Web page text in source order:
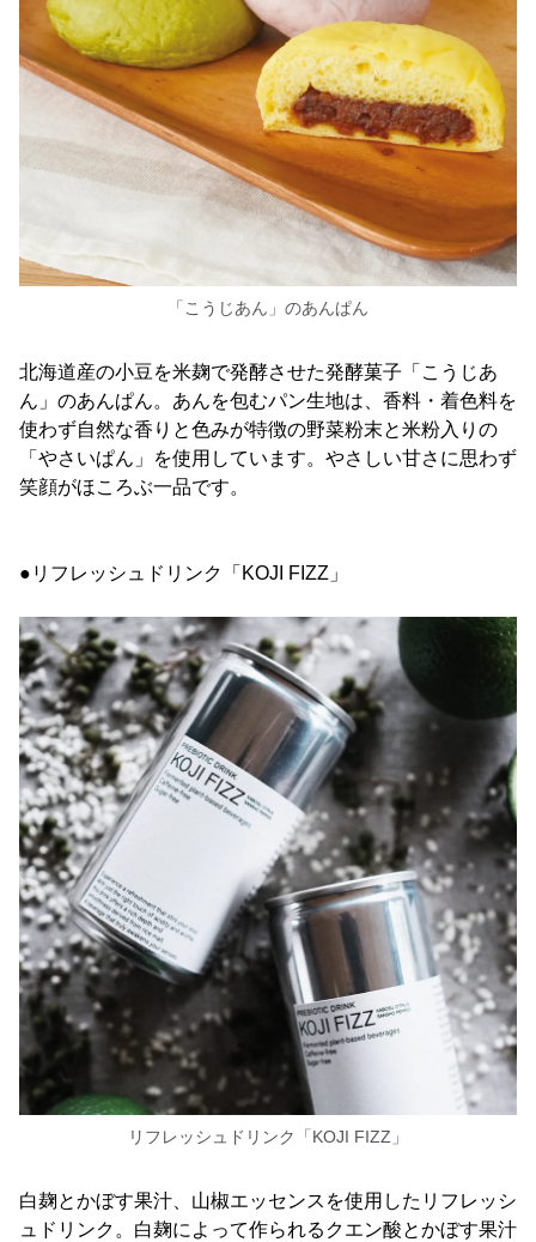
「こうじあん」のあんぱん
北海道産の小豆を米麹で発酵させた発酵菓子「こうじあ
ん」のあんぱん。あんを包むパン生地は、香料・着色料を
使わず自然な香りと色みが特徴の野菜粉末と米粉入りの
「やさいぱん」を使用しています。やさしい甘さに思わず
笑顔がほころぶ一品です。
●リフレッシュドリンク「KOJI FIZZ」
リフレッシュドリンク「KOJI FIZZ」
白麹とかぼす果汁、山椒エッセンスを使用したリフレッシ
ュドリンク。白麹によって作られるクエン酸とかぼす果汁